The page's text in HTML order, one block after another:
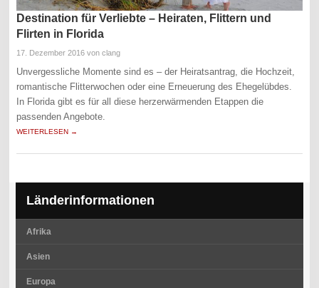
Destination für Verliebte – Heiraten, Flittern und
Flirten in Florida
17. Dezember 2016 von clang
Unvergessliche Momente sind es – der Heiratsantrag, die Hochzeit,
romantische Flitterwochen oder eine Erneuerung des Ehegelübdes.
In Florida gibt es für all diese herzerwärmenden Etappen die
passenden Angebote.
WEITERLESEN →
Länderinformationen
Afrika
Asien
Europa